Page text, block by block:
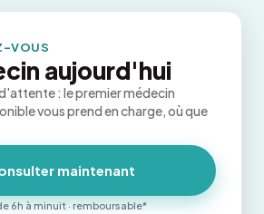
VOUS
aujourd'hui
: le premier médecin
vous prend en charge, où que
maintenant
6h à minuit · remboursable*